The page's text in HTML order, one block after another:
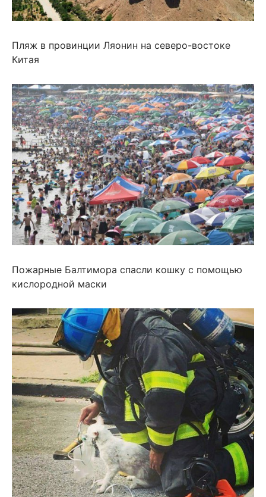
Пляж в провинции Ляонин на северо-востоке
Китая
Пожарные Балтимора спасли кошку с помощью
кислородной маски